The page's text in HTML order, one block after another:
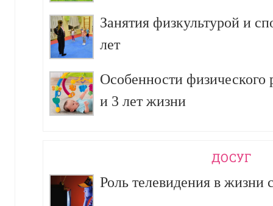
Занятия физкультурой и
лет
Особенности физического
и 3 лет жизни
ДОСУГ
Роль телевидения в жизни